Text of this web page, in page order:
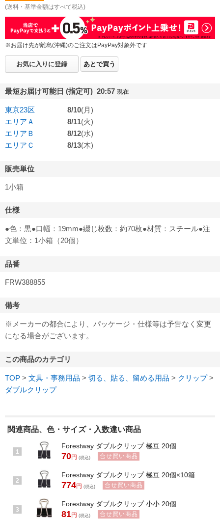
(送料・基準金額はすべて税込)
※お届け先が離島(沖縄)のご注文はPayPay対象外です
お気に入りに登録 あとで買う
最短お届け可能日 (指定可) 20:57 現在
東京23区 8/10(月)
エリアＡ
8/11(火)
エリアＢ
8/12(水)
エリアＣ
8/13(木)
販売単位
1小箱
仕様
●色：黒●口幅：19mm●綴じ枚数：約70枚●材質：スチール●注
文単位：1小箱（20個）
品番
FRW388855
備考
※メーカーの都合により、パッケージ・仕様等は予告なく変更
になる場合がございます。
この商品のカテゴリ
TOP > 文具・事務用品 > 切る、貼る、留める用品 > クリップ >
ダブルクリップ
関連商品、色・サイズ・入数違い商品
1
Forestway ダブルクリップ 極豆 20個
70円 (税込) 合せ買い商品
2
Forestway ダブルクリップ 極豆 20個×10箱
774円 (税込) 合せ買い商品
3
Forestway ダブルクリップ 小小 20個
81円 (税込) 合せ買い商品